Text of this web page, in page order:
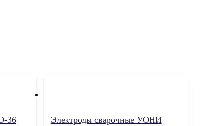
36
Электроды сварочные УОНИ